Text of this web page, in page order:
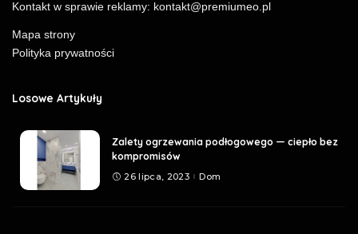
Kontakt w sprawie reklamy: kontakt@premiumeo.pl
Mapa strony
Polityka prywatności
Losowe Artykuły
Zalety ogrzewania podłogowego — ciepło bez
kompromisów
26 lipca, 2023 Dom